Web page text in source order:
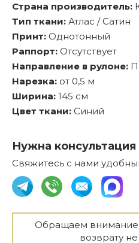
Страна производитель:
Тип ткани: Атлас / Сатин
Принт: Однотонный
Раппорт: Отсутствует
Направление в рулоне:
Нарезка: от 0,5 м
Ширина: 145 см
Цвет ткани: Синий
Нужна
Свяжитесь с нами
Обращаем внимание,
возврату